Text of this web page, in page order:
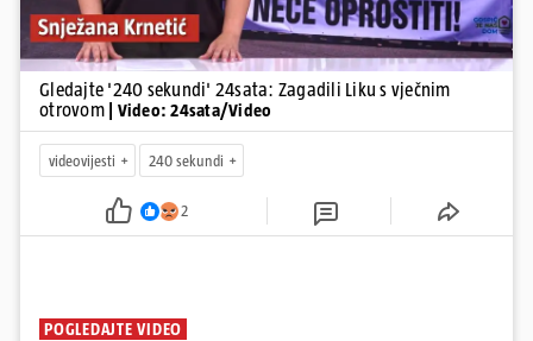
Gledajte '240 sekundi' 24sata: Zagadili Liku s vječnim
otrovom
| Video: 24sata/Video
videovijesti 240 sekundi
2
POGLEDAJTE VIDEO